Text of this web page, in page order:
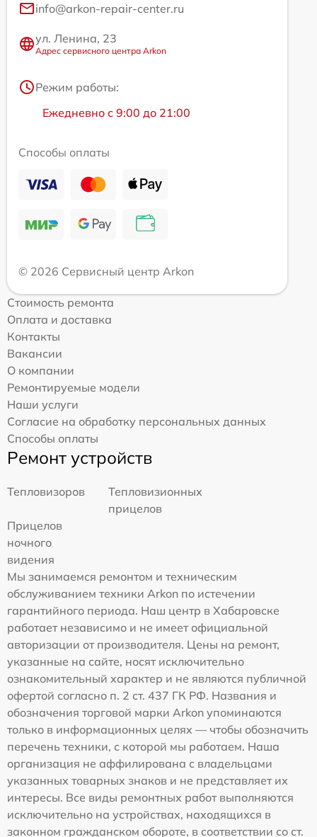
info@arkon-repair-center.ru
ул. Ленина, 23
Адрес сервисного центра Arkon
Режим работы:
Ежедневно с 9:00 до 21:00
Способы оплаты
© 2026 Сервисный центр Arkon
Стоимость ремонта
Оплата и доставка
Контакты
Вакансии
О компании
Ремонтируемые модели
Наши услуги
Согласие на обработку персональных данных
Способы оплаты
Ремонт устройств
Тепловизоров
Тепловизионных
прицелов
Прицелов
ночного
видения
Мы занимаемся ремонтом и техническим
обслуживанием техники Arkon по истечении
гарантийного периода. Наш центр в Хабаровске
работает независимо и не имеет официальной
авторизации от производителя. Цены на ремонт,
указанные на сайте, носят исключительно
ознакомительный характер и не являются публичной
офертой согласно п. 2 ст. 437 ГК РФ. Названия и
обозначения торговой марки Arkon упоминаются
только в информационных целях — чтобы обозначить
перечень техники, с которой мы работаем. Наша
организация не аффилирована с владельцами
указанных товарных знаков и не представляет их
интересы. Все виды ремонтных работ выполняются
исключительно на устройствах, находящихся в
законном гражданском обороте, в соответствии со ст.